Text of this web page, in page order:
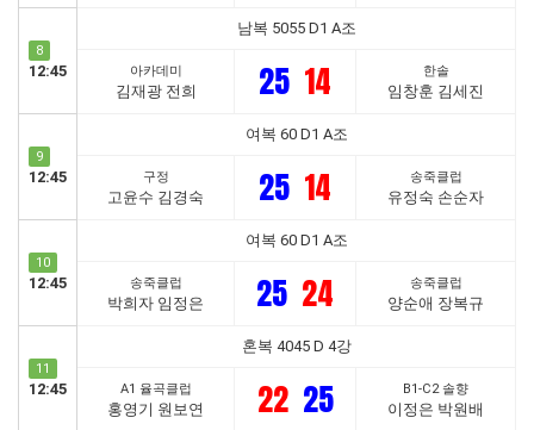
8
12:45
남복 5055 D1 A조
아카데미
김재광 전희 25 14 한솔
임창훈 김세진
9
12:45
여복 60 D1 A조
구정
고윤수 김경숙 25 14 송죽클럽
유정숙 손순자
10
12:45
여복 60 D1 A조
송죽클럽
박희자 임정은 25 24 송죽클럽
양순애 장복규
11
12:45
혼복 4045 D 4강
A1 율곡클럽
홍영기 원보연 22 25 B1-C2 솔향
이정은 박원배